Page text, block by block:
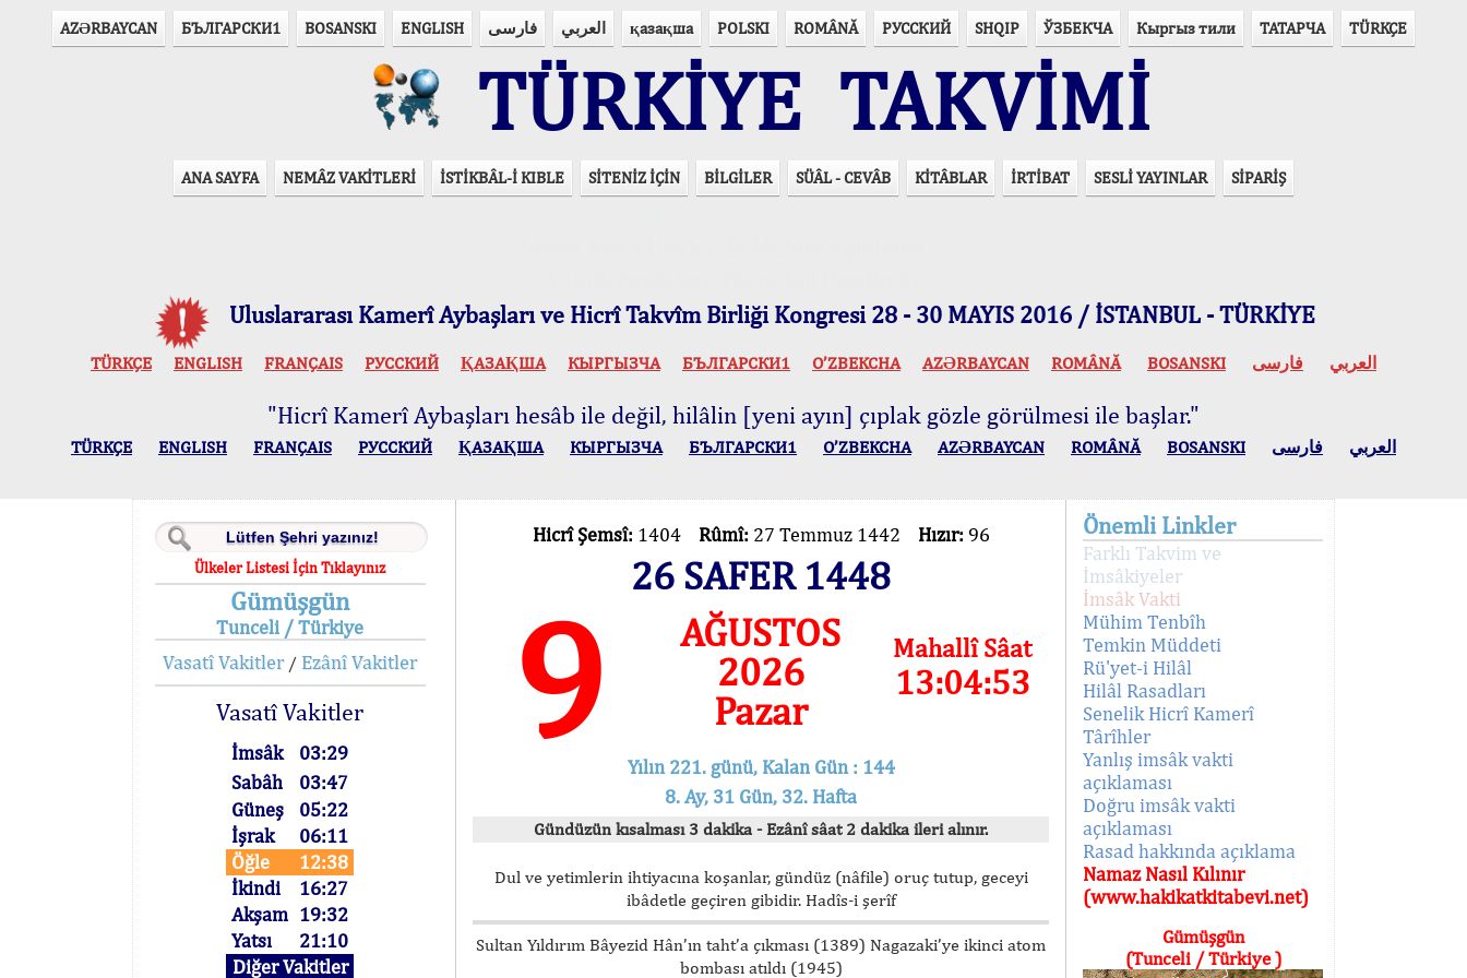
AZӘRBAYCAN БЪЛГАРСКИ1 BOSANSKI ENGLISH فارسی العربي қазақша POLSKI ROMÂNĂ РУССКИЙ SHQIP ЎЗБЕКЧА Кыргыз тили ТАТАРЧА TÜRKÇE
TÜRKİYE TAKVİMİ
ANA SAYFA NEMÂZ VAKİTLERİ İSTİKBÂL-İ KIBLE SİTENİZ İÇİN BİLGİLER SÜÂL - CEVÂB KİTÂBLAR İRTİBAT SESLİ YAYINLAR SİPARİŞ
Uluslararası Kamerî Aybaşları ve Hicrî Takvîm Birliği Kongresi 28 - 30 MAYIS 2016 / İSTANBUL - TÜRKİYE
TÜRKÇE ENGLISH FRANÇAIS РУССКИЙ ҚАЗАҚША КЫPГЫЗЧA БЪЛГАРСКИ1 O’ZBEKCHA AZӘRBAYCAN ROMÂNĂ BOSANSKI العربي فارسی
"Hicrî Kamerî Aybaşları hesâb ile değil, hilâlin [yeni ayın] çıplak gözle görülmesi ile başlar."
TÜRKÇE ENGLISH FRANÇAIS РУССКИЙ ҚАЗАҚША КЫPГЫЗЧA БЪЛГАРСКИ1 O’ZBEKCHA AZӘRBAYCAN ROMÂNĂ BOSANSKI العربي فارسی
Ülkeler Listesi İçin Tıklayınız
Gümüşgün
Tunceli / Türkiye
Vasatî Vakitler/ Ezânî Vakitler
Vasatî Vakitler
İmsâk
03:29
Sabâh
03:47
Güneş
05:22
İşrak
06:11
Öğle
12:38
İkindi
16:27
Akşam 19:32
Yatsı
21:10
Diğer Vakitler
Hicrî Şemsî: 1404 Rûmî: 27 Temmuz 1442 Hızır: 96
26 SAFER 1448
9
AĞUSTOS
2026
Pazar
Mahallî Sâat
13:04:53
Yılın 221. günü, Kalan Gün : 144
8. Ay, 31 Gün, 32. Hafta
Gündüzün kısalması 3 dakika - Ezânî sâat 2 dakika ileri alınır.
Dul ve yetimlerin ihtiyacına koşanlar, gündüz (nâfile) oruç tutup, geceyi
ibâdetle geçiren gibidir. Hadîs-i şerîf
Sultan Yıldırım Bâyezid Hân’ın taht’a çıkması (1389) Nagazaki’ye ikinci atom
bombası atıldı (1945)
Önemli Linkler
Farklı Takvim ve
İmsâkiyeler
İmsâk Vakti
Mühim Tenbîh
Temkin Müddeti
Rü'yet-i Hilâl
Hilâl Rasadları
Senelik Hicrî Kamerî
Târîhler
Yanlış imsâk vakti
açıklaması
Doğru imsâk vakti
açıklaması
Rasad hakkında açıklama
Namaz Nasıl Kılınır
(www.hakikatkitabevi.net)
Gümüşgün
(Tunceli / Türkiye )